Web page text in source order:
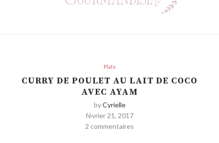
Plats
CURRY DE POULET AU LAIT DE COCO
AVEC AYAM
byCyrielle
février 21, 2017
2 commentaires